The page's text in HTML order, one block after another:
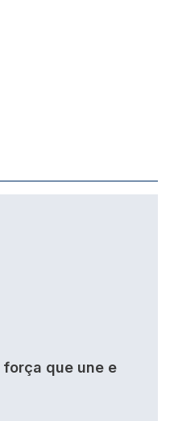
que une e